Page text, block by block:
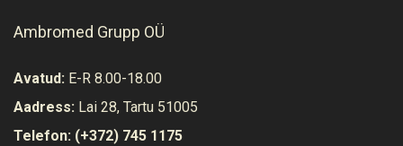
Ambromed Grupp OÜ
Avatud: E-R 8.00-18.00
Aadress: Lai 28, Tartu 51005
Telefon: (+372) 745 1175